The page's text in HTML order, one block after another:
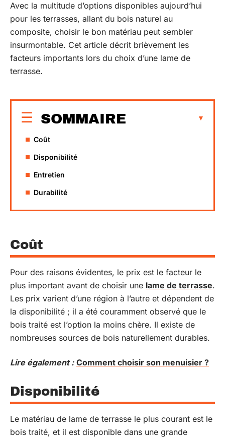
Avec la multitude d’options disponibles aujourd’hui
pour les terrasses, allant du bois naturel au
composite, choisir le bon matériau peut sembler
insurmontable. Cet article décrit brièvement les
facteurs importants lors du choix d’une lame de
terrasse.
SOMMAIRE
Coût
Disponibilité
Entretien
Durabilité
Coût
Pour des raisons évidentes, le prix est le facteur le
plus important avant de choisir une lame de terrasse.
Les prix varient d’une région à l’autre et dépendent de
la disponibilité ; il a été couramment observé que le
bois traité est l’option la moins chère. Il existe de
nombreuses sources de bois naturellement durables.
Lire également : Comment choisir son menuisier ?
Disponibilité
Le matériau de lame de terrasse le plus courant est le
bois traité, et il est disponible dans une grande